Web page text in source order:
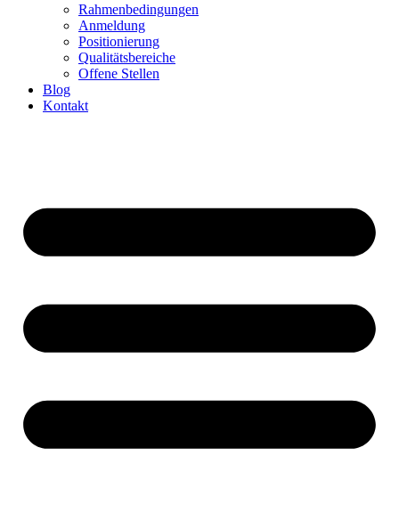
Rahmenbedingungen
Anmeldung
Positionierung
Qualitätsbereiche
Offene Stellen
Blog
Kontakt